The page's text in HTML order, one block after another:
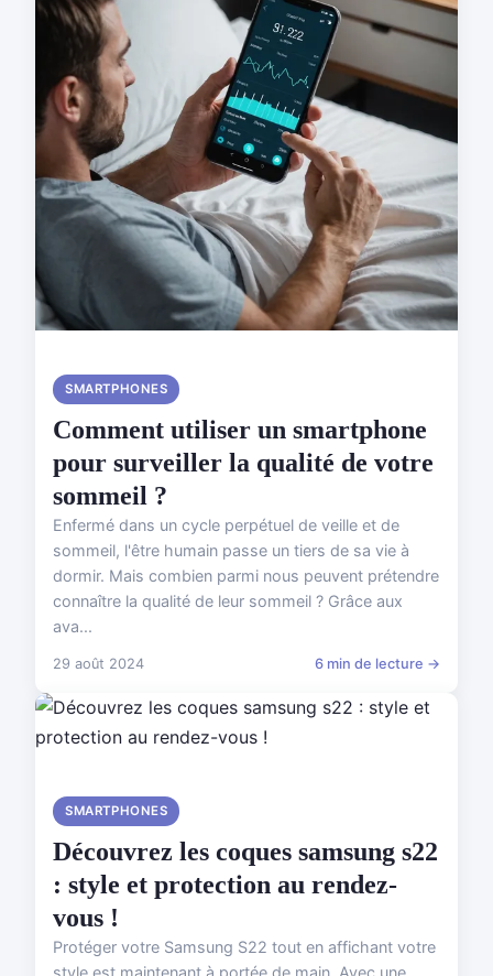
SMARTPHONES
Comment utiliser un smartphone
pour surveiller la qualité de votre
sommeil ?
Enfermé dans un cycle perpétuel de veille et de
sommeil, l'être humain passe un tiers de sa vie à
dormir. Mais combien parmi nous peuvent prétendre
connaître la qualité de leur sommeil ? Grâce aux
ava...
29 août 2024 6 min de lecture →
SMARTPHONES
Découvrez les coques samsung s22
: style et protection au rendez-
vous !
Protéger votre Samsung S22 tout en affichant votre
style est maintenant à portée de main. Avec une